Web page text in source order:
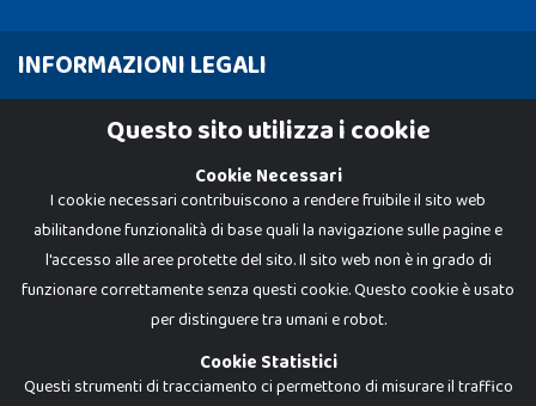
INFORMAZIONI LEGALI
Cookie PolicyQuesto sito utilizza i cookie
Cookie Necessari
I cookie necessari contribuiscono a rendere fruibile il sito web
abilitandone funzionalità di base quali la navigazione sulle pagine e
l'accesso alle aree protette del sito. Il sito web non è in grado di
funzionare correttamente senza questi cookie. Questo cookie è usato
per distinguere tra umani e robot.
Cookie Statistici
Questi strumenti di tracciamento ci permettono di misurare il traffico